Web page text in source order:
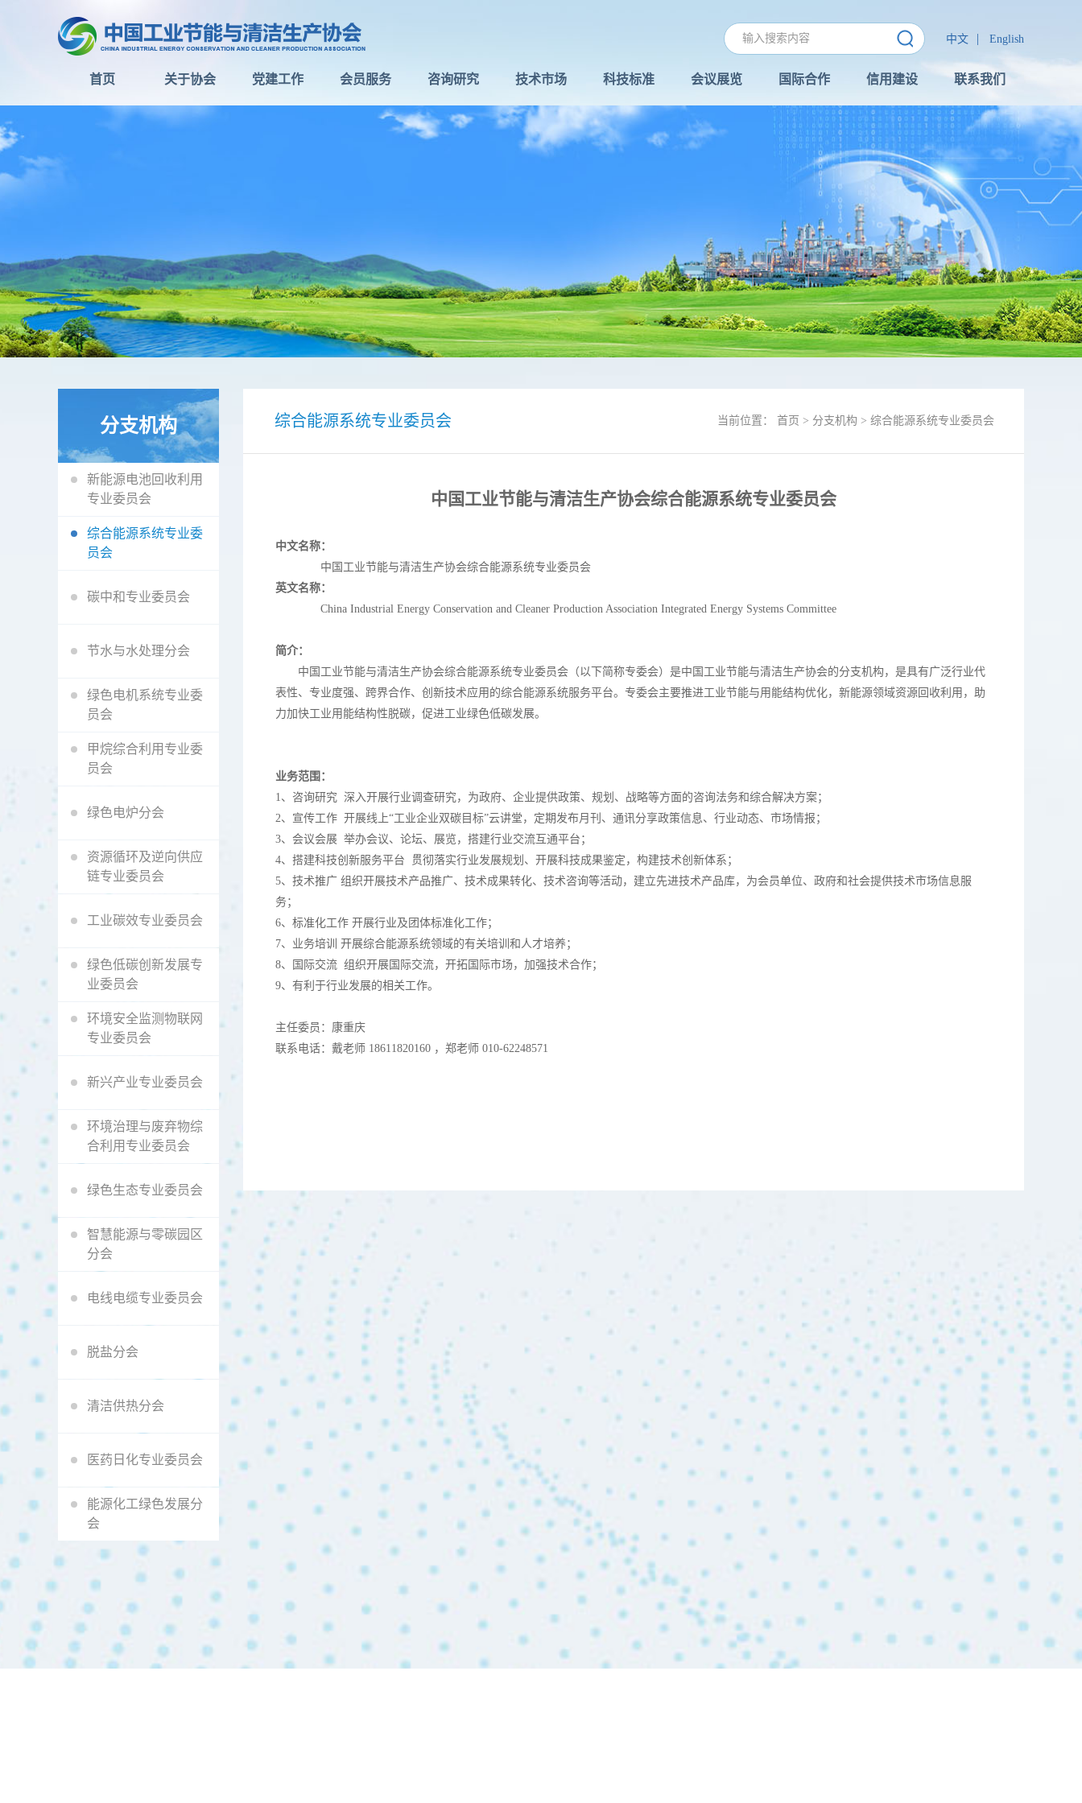
中文 | English
首页 关于协会 党建工作 会员服务 咨询研究 技术市场 科技标准 会议展览 国际合作 信用建设 联系我们
分支机构
新能源电池回收利用
专业委员会
综合能源系统专业委
员会
碳中和专业委员会
节水与水处理分会
绿色电机系统专业委
员会
甲烷综合利用专业委
员会
绿色电炉分会
资源循环及逆向供应
链专业委员会
工业碳效专业委员会
绿色低碳创新发展专
业委员会
环境安全监测物联网
专业委员会
新兴产业专业委员会
环境治理与废弃物综
合利用专业委员会
绿色生态专业委员会
智慧能源与零碳园区
分会
电线电缆专业委员会
脱盐分会
清洁供热分会
医药日化专业委员会
能源化工绿色发展分
会
综合能源系统专业委员会 当前位置： 首页 > 分支机构 > 综合能源系统专业委员会
中国工业节能与清洁生产协会综合能源系统专业委员会
中文名称：
中国工业节能与清洁生产协会综合能源系统专业委员会
英文名称：
China Industrial Energy Conservation and Cleaner Production Association Integrated Energy Systems Committee
简介：
中国工业节能与清洁生产协会综合能源系统专业委员会（以下简称专委会）是中国工业节能与清洁生产协会的分支机构，是具有广泛行业代
表性、专业度强、跨界合作、创新技术应用的综合能源系统服务平台。专委会主要推进工业节能与用能结构优化，新能源领域资源回收利用，助
力加快工业用能结构性脱碳，促进工业绿色低碳发展。
业务范围：
1、咨询研究 深入开展行业调查研究，为政府、企业提供政策、规划、战略等方面的咨询法务和综合解决方案；
2、宣传工作 开展线上“工业企业双碳目标”云讲堂，定期发布月刊、通讯分享政策信息、行业动态、市场情报；
3、会议会展 举办会议、论坛、展览，搭建行业交流互通平台；
4、搭建科技创新服务平台 贯彻落实行业发展规划、开展科技成果鉴定，构建技术创新体系；
5、技术推广 组织开展技术产品推广、技术成果转化、技术咨询等活动，建立先进技术产品库，为会员单位、政府和社会提供技术市场信息服
务；
6、标准化工作 开展行业及团体标准化工作；
7、业务培训 开展综合能源系统领域的有关培训和人才培养；
8、国际交流 组织开展国际交流，开拓国际市场，加强技术合作；
9、有利于行业发展的相关工作。
主任委员：康重庆
联系电话：戴老师 18611820160 ，郑老师 010-62248571